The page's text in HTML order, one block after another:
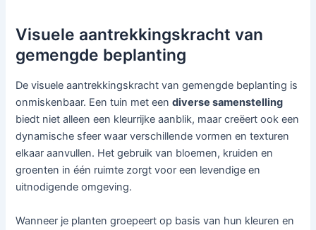
Visuele aantrekkingskracht van
gemengde beplanting
De visuele aantrekkingskracht van gemengde beplanting is
onmiskenbaar. Een tuin met eendiverse samenstelling
biedt niet alleen een kleurrijke aanblik, maar creëert ook een
dynamische sfeer waar verschillende vormen en texturen
elkaar aanvullen. Het gebruik van bloemen, kruiden en
groenten in één ruimte zorgt voor een levendige en
uitnodigende omgeving.
Wanneer je planten groepeert op basis van hun kleuren en